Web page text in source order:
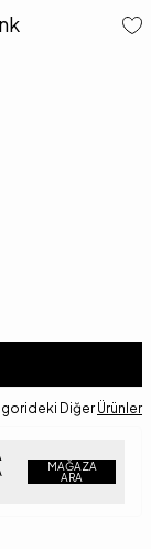
Diğer Ürünler
MAĞAZA
ARA